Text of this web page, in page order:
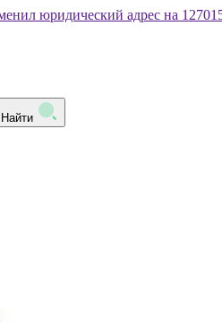
юридический адрес на
Найти